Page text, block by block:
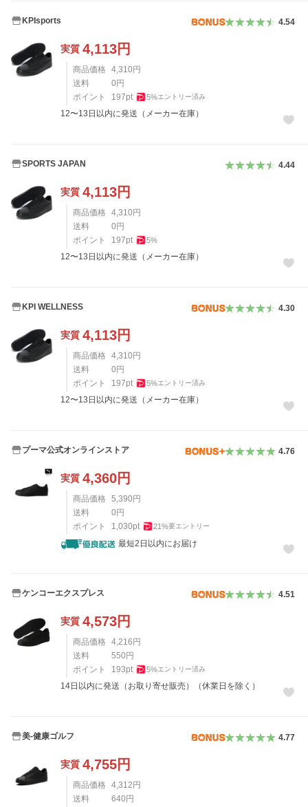
KPIsports 4.54
実質 4,113円
商品価格 4,310 円
送料
0 円
ポイント
197pt 5%エントリー済み
12〜13日以内に発送（メーカー在庫）
SPORTS JAPAN 4.44
実質 4,113円
商品価格 4,310 円
送料
0 円
ポイント
197pt 5%
12〜13日以内に発送（メーカー在庫）
KPI WELLNESS 4.30
実質 4,113円
商品価格 4,310 円
送料
0 円
ポイント
197pt 5%エントリー済み
12〜13日以内に発送（メーカー在庫）
プーマ公式オンラインストア 4.76
実質 4,360円
商品価格 5,390 円
送料
0 円
ポイント
1,030pt 21%要エントリー
最短2日以内にお届け
ケンコーエクスプレス 4.51
実質 4,573円
商品価格 4,216 円
送料
550 円
ポイント
193pt 5%エントリー済み
14日以内に発送（お取り寄せ販売）（休業日を除く）
美-健康ゴルフ 4.77
実質 4,755円
商品価格 4,312 円
送料
640 円